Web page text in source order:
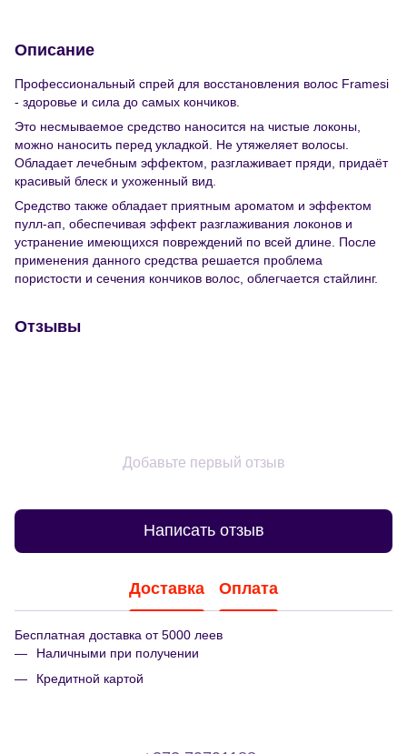
Описание
Профессиональный спрей для восстановления волос Framesi
- здоровье и сила до самых кончиков.
Это несмываемое средство наносится на чистые локоны,
можно наносить перед укладкой. Не утяжеляет волосы.
Обладает лечебным эффектом, разглаживает пряди, придаёт
красивый блеск и ухоженный вид.
Средство также обладает приятным ароматом и эффектом
пулл-ап, обеспечивая эффект разглаживания локонов и
устранение имеющихся повреждений по всей длине. После
применения данного средства решается проблема
пористости и сечения кончиков волос, облегчается стайлинг.
Отзывы
Добавьте первый отзыв
Написать отзыв
Доставка Оплата
Бесплатная доставка от 5000 леев
Наличными при получении
Кредитной картой